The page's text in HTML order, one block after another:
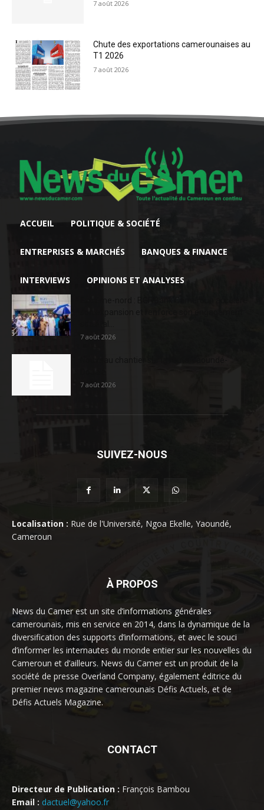
7 août 2026
Chute des exportations camerounaises au
T1 2026
7 août 2026
ACCUEIL POLITIQUE & SOCIÉTÉ
ENTREPRISES & MARCHÉS BANQUES & FINANCE
INTERVIEWS OPINIONS ET ANALYSES
7 août 2026
7 août 2026
SUIVEZ-NOUS
Localisation : Rue de l'Université, Ngoa Ekelle, Yaoundé,
Cameroun
À PROPOS
News du Camer est un site d’informations générales
camerounais, mis en service en 2014, dans la dynamique de la
diversification des supports d’informations, et avec le souci
d’informer les internautes du monde entier sur les nouvelles du
Cameroun et d’ailleurs. News du Camer est un produit de la
société de presse Overland Company, également éditrice du
premier news magazine camerounais Défis Actuels, et de
Défis Actuels Magazine.
CONTACT
Directeur de Publication : François Bambou
Email : dactuel@yahoo.fr